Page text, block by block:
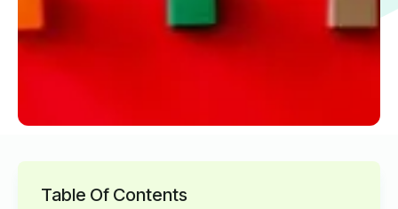
Table Of Contents